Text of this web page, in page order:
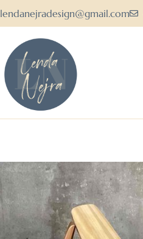
lendanejradesign@gmail.com